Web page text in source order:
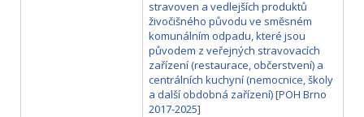
stravoven a vedlejších produktů
živočišného původu ve směsném
komunálním odpadu, které jsou
původem z veřejných stravovacích
zařízení (restaurace, občerstvení) a
centrálních kuchyní (nemocnice, školy
a další obdobná zařízení)[POH Brno
2017-2025]